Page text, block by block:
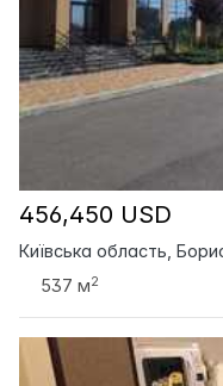
456,450 USD
Київська область,
537 м2